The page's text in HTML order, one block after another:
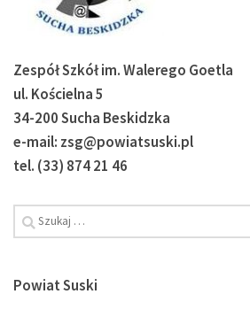
Zespół Szkół im. Walerego Goetla
ul. Kościelna 5
34-200 Sucha Beskidzka
e-mail: zsg@powiatsuski.pl
tel. (33) 874 21 46
Szukaj:
Powiat Suski